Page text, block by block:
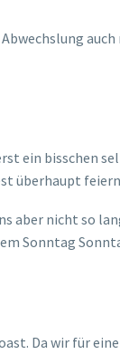
ein bisschen
überhaupt
aber nicht so
Sonntag
Da wir für